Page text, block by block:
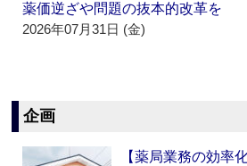
薬価逆ざや問題の抜本的改革を
2026年07月31日 (金)
企画
【薬局業務の効率